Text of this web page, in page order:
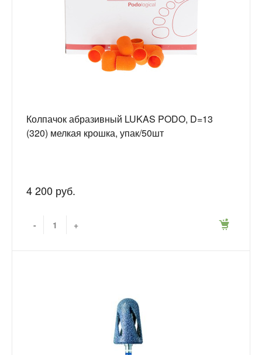
Колпачок абразивный LUKAS PODO, D=13
(320) мелкая крошка, упак/50шт
4 200 руб.
- +